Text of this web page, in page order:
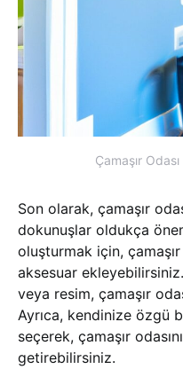
Çamaşır
Son olarak, çamaşır
dokunuşlar oldukça
oluşturmak için,
aksesuar
veya resim, çamaşır
Ayrıca, kendinize özgü
seçerek, çamaşır
getirebilirsiniz.